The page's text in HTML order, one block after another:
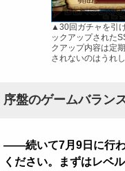
▲30回ガチャを引
ックアップされた
クアップ内容は定
されないのはうれし
序盤のゲームバラン
――続いて7月9日に行わ
ください。まずはレベ